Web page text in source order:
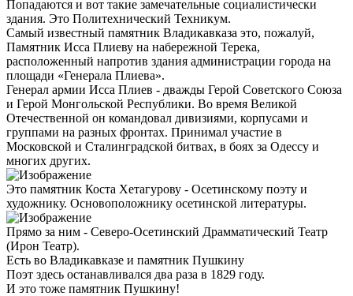
Попадаются и вот такие замечательные социалистически
здания. Это Политехнический Техникум.
Самый известный памятник Владикавказа это, пожалуй,
Памятник Исса Плиеву на набережной Терека,
расположенный напротив здания администрации города на
площади «Генерала Плиева».
Генерал армии Исса Плиев - дважды Герой Советского Союза
и Герой Монгольской Республики. Во время Великой
Отечественной он командовал дивизиями, корпусами и
группами на разных фронтах. Принимал участие в
Московской и Сталинградской битвах, в боях за Одессу и
многих других.
Это памятник Коста Хетагурову - Осетинскому поэту и
художнику. Основоположнику осетинской литературы.
Прямо за ним - Северо-Осетинский Драмматический Театр
(Ирон Театр).
Есть во Владикавказе и памятник Пушкину
Поэт здесь останавливался два раза в 1829 году.
И это тоже памятник Пушкину!